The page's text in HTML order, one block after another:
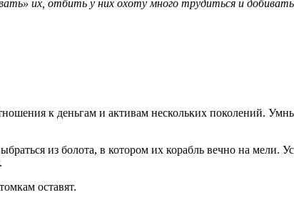
их, отбить у них охоту много трудиться и
к деньгам и активам нескольких поколений.
из болота, в котором их корабль вечно на мели.
оставят.